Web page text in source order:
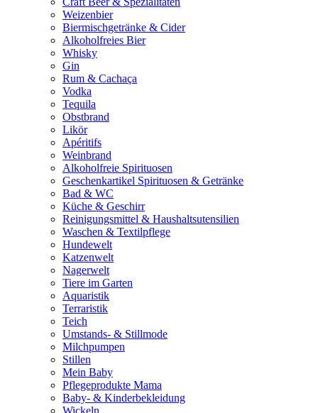
Weizenbier
Biermischgetränke & Cider
Alkoholfreies Bier
Whisky
Gin
Rum & Cachaça
Vodka
Tequila
Obstbrand
Likör
Apéritifs
Weinbrand
Alkoholfreie Spirituosen
Geschenkartikel Spirituosen & Getränke
Bad & WC
Küche & Geschirr
Reinigungsmittel & Haushaltsutensilien
Waschen & Textilpflege
Hundewelt
Katzenwelt
Nagerwelt
Tiere im Garten
Aquaristik
Terraristik
Teich
Umstands- & Stillmode
Milchpumpen
Stillen
Mein Baby
Pflegeprodukte Mama
Baby- & Kinderbekleidung
Wickeln